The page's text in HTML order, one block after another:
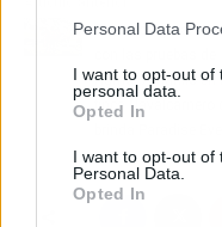
Personal Data
I want to opt-out of
personal data.
Opted In
I want to opt-out of
Personal Data.
Opted In
Diversión
Humor Amarillo en
finca Navalcarnero